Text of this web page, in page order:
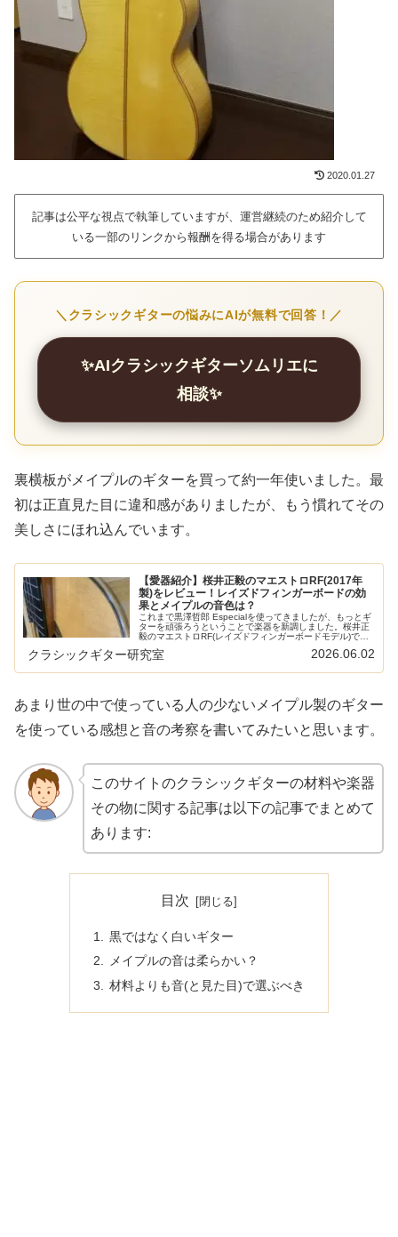
2020.01.27
記事は公平な視点で執筆していますが、運営継続のため紹介して
いる一部のリンクから報酬を得る場合があります
＼クラシックギターの悩みにAIが無料で回答！／
✨AIクラシックギターソムリエに
相談✨
裏横板がメイプルのギターを買って約一年使いました。最
初は正直見た目に違和感がありましたが、もう慣れてその
美しさにほれ込んでいます。
【愛器紹介】桜井正毅のマエストロRF(2017年
製)をレビュー！レイズドフィンガーボードの効
果とメイプルの音色は？
これまで黒澤哲郎 Especialを使ってきましたが、もっとギ
ターを頑張ろうということで楽器を新調しました。桜井正
毅のマエストロRF(レイズドフィンガーボードモデル)で
す。明るく、反応がいい色々な楽器を試奏させてもらった
結果選んだのがこれで...
クラシックギター研究室 2026.06.02
あまり世の中で使っている人の少ないメイプル製のギター
を使っている感想と音の考察を書いてみたいと思います。
このサイトのクラシックギターの材料や楽器
その物に関する記事は以下の記事でまとめて
あります:
目次
黒ではなく白いギター
メイプルの音は柔らかい？
材料よりも音(と見た目)で選ぶべき